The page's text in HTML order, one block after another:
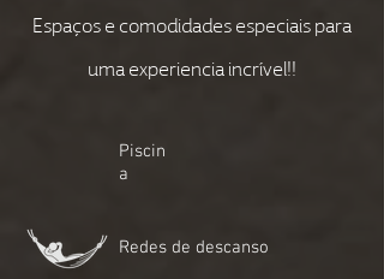
Espaços e comodidades especiais para
uma experiencia incrível!!
Piscin
a
Redes de descanso